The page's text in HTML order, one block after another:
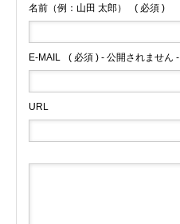
名前（例：山田 太郎） ( 必須 )
E-MAIL ( 必須 ) - 公開されません -
URL